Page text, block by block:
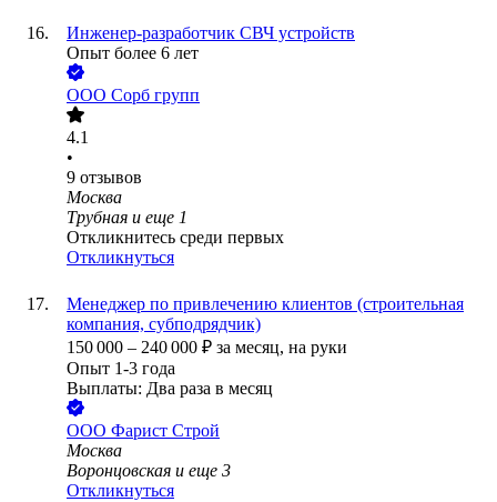
Инженер-разработчик СВЧ устройств
Опыт более 6 лет
ООО Сорб групп
4.1
•
9 отзывов
Москва
Трубная и еще 1
Откликнитесь среди первых
Откликнуться
Менеджер по привлечению клиентов (строительная
компания, субподрядчик)
150 000 – 240 000 ₽ за месяц, на руки
Опыт 1-3 года
Выплаты: Два раза в месяц
ООО Фарист Строй
Москва
Воронцовская и еще 3
Откликнуться